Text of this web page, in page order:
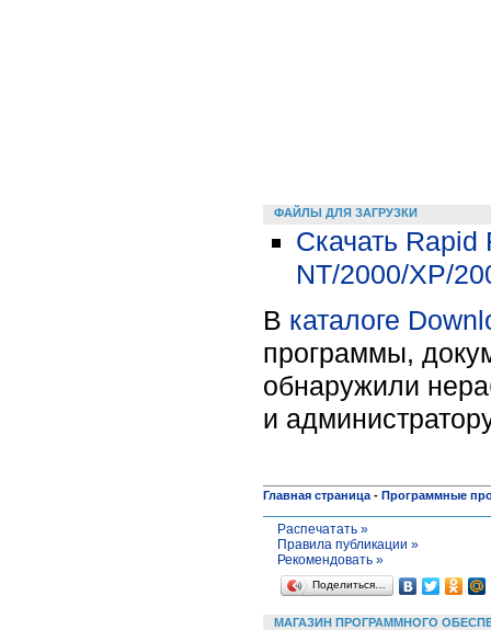
ФАЙЛЫ ДЛЯ ЗАГРУЗКИ
Скачать
NT/2000/XP/
В каталоге
программы,
обнаружили
и
Главная страница - Программные
Распечатать »
Правила публикации »
Рекомендовать »
Поделиться…
МАГАЗИН ПРОГРАММНОГО